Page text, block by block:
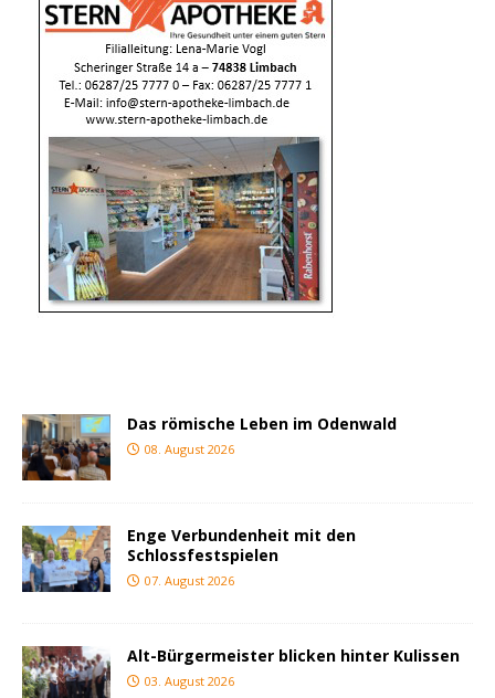
Das römische Leben im Odenwald
08. August 2026
Enge Verbundenheit mit den
Schlossfestspielen
07. August 2026
Alt-Bürgermeister blicken hinter Kulissen
03. August 2026